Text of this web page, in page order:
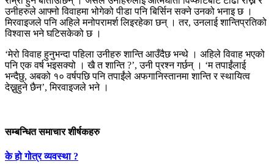
उनीहरुले आफ्नो विवाहमा भोगेको पीडा पनि बिर्सिन सक्ने उनको भनाइ छ ।
मिरवाइजले पनि अहिले मनोपरामर्श लिइरहेका छन् । तर, उनलाई शान्तिप्रतिको
विश्वास भने घटिसकेको छ ।
‘मेरो विवाह हुनुभन्दा पहिला उनीहरु शान्ति आउँदैछ भन्थे । अहिले विवाह भएको
पनि एक वर्ष भइसक्यो । खै त शान्ति ?’, उनी प्रश्न गर्छन् । ‘म तपाईंलाई
भन्दैछु, अबको १० वर्षपछि पनि तपाईंले अफगानिस्तानमा शान्ति र स्थायित्व
देख्नुहुने छैन’, मिरवाइजले भने ।
सम्बन्धित समाचार शीर्षकहरु
के हो गोत्र व्यवस्था ?